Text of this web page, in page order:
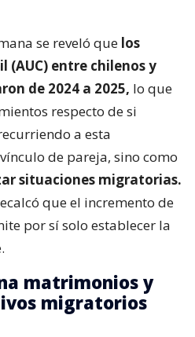
se reveló que los
(AUC) entre chilenos y
de 2024 a 2025, lo que
respecto de si
a esta
de pareja, sino como
situaciones migratorias.
que el incremento de
por sí solo establecer la
matrimonios y
migratorios